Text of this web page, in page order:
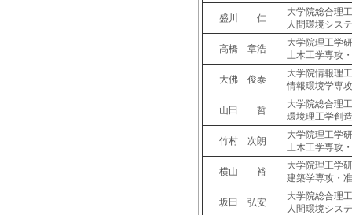
盛川 仁
大学院総合理
人間環境シス
高橋 章浩
大学院理工学
土木工学専攻
大佛 俊泰
大学院情報理
情報環境学専
山田 哲
大学院総合理
環境理工学創
竹村 次朗
大学院理工学
土木工学専攻
横山 裕
大学院理工学
建築学専攻・
坂田 弘安
大学院総合理
人間環境シス